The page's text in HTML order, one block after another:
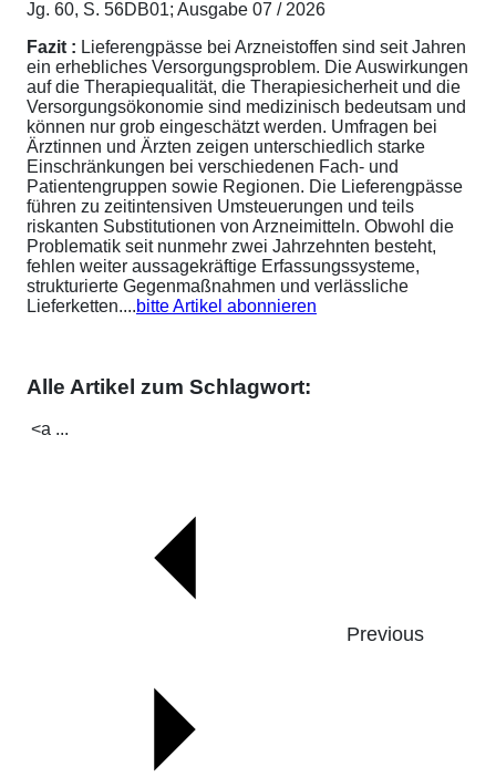
Jg. 60, S. 56DB01; Ausgabe 07 / 2026
Fazit : Lieferengpässe bei Arzneistoffen sind seit Jahren
ein erhebliches Versorgungsproblem. Die Auswirkungen
auf die Therapiequalität, die Therapiesicherheit und die
Versorgungsökonomie sind medizinisch bedeutsam und
können nur grob eingeschätzt werden. Umfragen bei
Ärztinnen und Ärzten zeigen unterschiedlich starke
Einschränkungen bei verschiedenen Fach- und
Patientengruppen sowie Regionen. Die Lieferengpässe
führen zu zeitintensiven Umsteuerungen und teils
riskanten Substitutionen von Arzneimitteln. Obwohl die
Problematik seit nunmehr zwei Jahrzehnten besteht,
fehlen weiter aussagekräftige Erfassungssysteme,
strukturierte Gegenmaßnahmen und verlässliche
Lieferketten....bitte Artikel abonnieren
Alle Artikel zum Schlagwort:
<a ...
Previous